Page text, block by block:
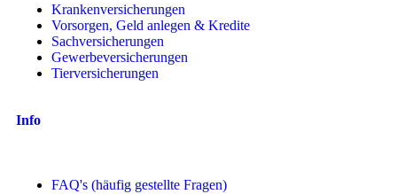
Krankenversicherungen
Vorsorgen, Geld anlegen & Kredite
Sachversicherungen
Gewerbeversicherungen
Tierversicherungen
Info
FAQ's (häufig gestellte Fragen)